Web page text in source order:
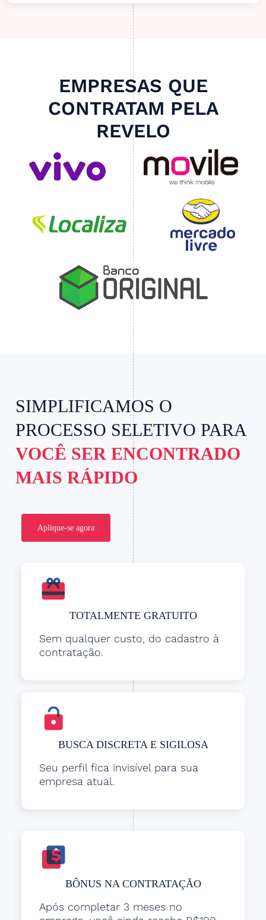
EMPRESAS QUE
CONTRATAM PELA
REVELO
SIMPLIFICAMOS O
PROCESSO SELETIVO PARA
VOCÊ SER ENCONTRADO
MAIS RÁPIDO
Aplique-se agora
TOTALMENTE GRATUITO
Sem qualquer custo, do cadastro à
contratação.
BUSCA DISCRETA E SIGILOSA
Seu perfil fica invisível para sua
empresa atual.
BÔNUS NA CONTRATAÇÃO
Após completar 3 meses no